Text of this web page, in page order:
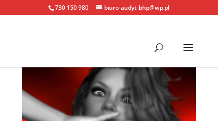
730 150 980 biuro-audyt-bhp@wp.pl